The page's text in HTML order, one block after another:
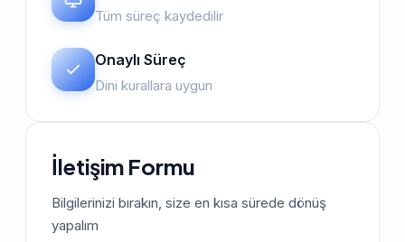
Tüm süreç kaydedilir
Onaylı Süreç
Dini kurallara uygun
İletişim Formu
Bilgilerinizi bırakın, size en kısa sürede dönüş
yapalım